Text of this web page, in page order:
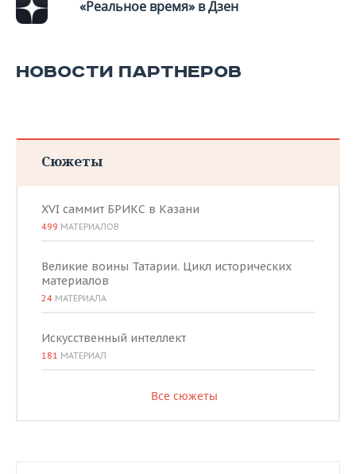
«Реальное время» в Дзен
НОВОСТИ ПАРТНЕРОВ
Сюжеты
XVI саммит БРИКС в Казани
499 МАТЕРИАЛОВ
Великие воины Татарии. Цикл исторических
материалов
24 МАТЕРИАЛА
Искусственный интеллект
181 МАТЕРИАЛ
Все сюжеты